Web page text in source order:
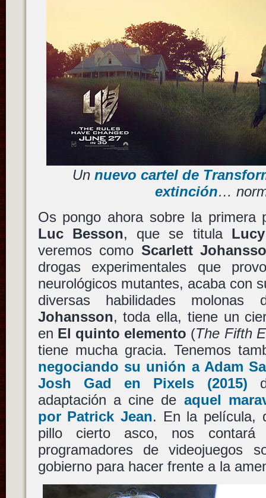
Unnuevo cartel de
extinción…
Os pongo ahora sobre la primera
Luc Besson, que se titula Lucy
veremos como Scarlett
drogas experimentales que
neurológicos mutantes, acaba con
diversas habilidades
Johansson, toda ella, tiene un
en El quinto elemento (The Fifth
tiene mucha gracia. Tenemos
negociando su unión a Adam
Josh Gad en Pixels (2015)
adaptación a cine de aquel
por Patrick Jean. En la película,
pillo cierto asco, nos
programadores de videojuegos
gobierno para hacer frente a la